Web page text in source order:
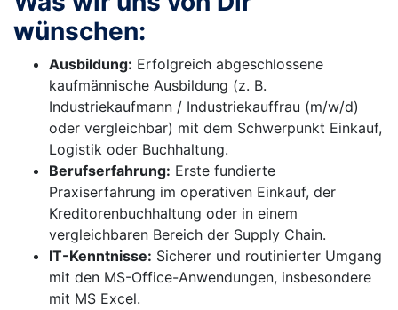
wünschen:
Ausbildung: Erfolgreich abgeschlossene
kaufmännische Ausbildung (z. B.
Industriekaufmann / Industriekauffrau (m/w/d)
oder vergleichbar) mit dem Schwerpunkt Einkauf,
Logistik oder Buchhaltung.
Berufserfahrung: Erste fundierte
Praxiserfahrung im operativen Einkauf, der
Kreditorenbuchhaltung oder in einem
vergleichbaren Bereich der Supply Chain.
IT-Kenntnisse: Sicherer und routinierter Umgang
mit den MS-Office-Anwendungen, insbesondere
mit MS Excel.